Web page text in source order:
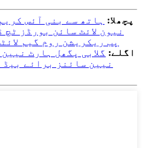
پچھلا: ہاتھ سے بنی آئس
نیون لائٹ سائن بورڈز
پب ریکریشن روم گیم
اگلے: گلابی پگھل ہارٹ
نیین سائنز برائے